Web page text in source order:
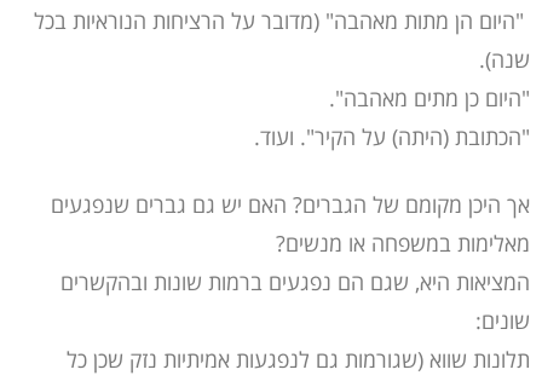
"היום הן מתות מאהבה" (מדובר על הרציחות הנוראיות בכל
שנה).
"היום כן מתים מאהבה".
"הכתובת (היתה) על הקיר". ועוד.
אך היכן מקומם של הגברים? האם יש גם גברים שנפגעים
מאלימות במשפחה או מנשים?
המציאות היא, שגם הם נפגעים ברמות שונות ובהקשרים
שונים:
תלונות שווא (שגורמות גם לנפגעות אמיתיות נזק שכן כל